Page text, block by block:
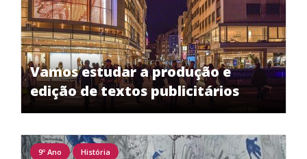
Vamos estudar a produção e
edição de textos publicitários
9º Ano História